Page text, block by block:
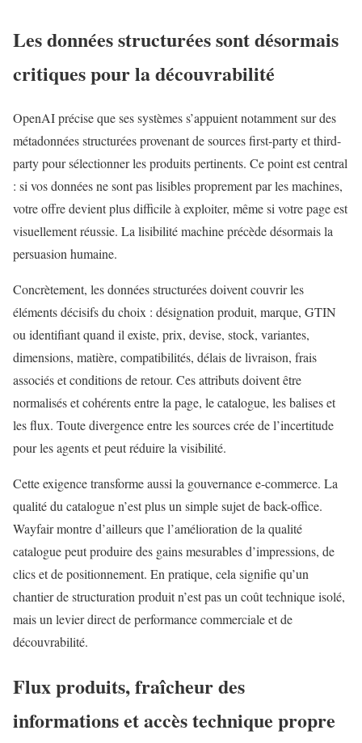
Les données structurées sont désormais
critiques pour la découvrabilité
OpenAI précise que ses systèmes s’appuient notamment sur des
métadonnées structurées provenant de sources first-party et third-
party pour sélectionner les produits pertinents. Ce point est central
: si vos données ne sont pas lisibles proprement par les machines,
votre offre devient plus difficile à exploiter, même si votre page est
visuellement réussie. La lisibilité machine précède désormais la
persuasion humaine.
Concrètement, les données structurées doivent couvrir les
éléments décisifs du choix : désignation produit, marque, GTIN
ou identifiant quand il existe, prix, devise, stock, variantes,
dimensions, matière, compatibilités, délais de livraison, frais
associés et conditions de retour. Ces attributs doivent être
normalisés et cohérents entre la page, le catalogue, les balises et
les flux. Toute divergence entre les sources crée de l’incertitude
pour les agents et peut réduire la visibilité.
Cette exigence transforme aussi la gouvernance e-commerce. La
qualité du catalogue n’est plus un simple sujet de back-office.
Wayfair montre d’ailleurs que l’amélioration de la qualité
catalogue peut produire des gains mesurables d’impressions, de
clics et de positionnement. En pratique, cela signifie qu’un
chantier de structuration produit n’est pas un coût technique isolé,
mais un levier direct de performance commerciale et de
découvrabilité.
Flux produits, fraîcheur des
informations et accès technique propre